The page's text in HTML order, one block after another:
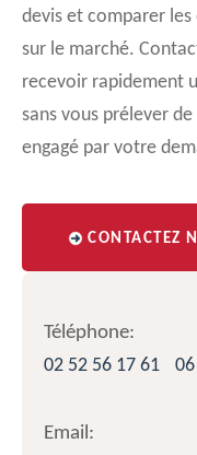
devis et comparer
sur le marché.
recevoir rapidement
sans vous prélever
engagé par votre
CONTACTEZ
Téléphone:
02 52 56 17 61
Email: